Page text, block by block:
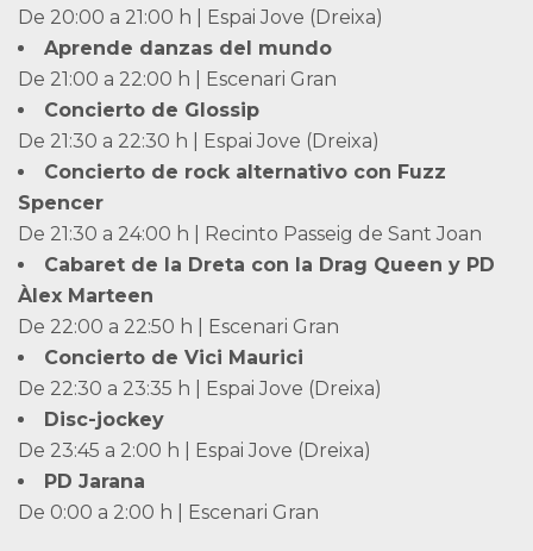
De 20:00 a 21:00 h | Espai Jove (Dreixa)
Aprende danzas del mundo
De 21:00 a 22:00 h | Escenari Gran
Concierto de Glossip
De 21:30 a 22:30 h | Espai Jove (Dreixa)
Concierto de rock alternativo con Fuzz
Spencer
De 21:30 a 24:00 h | Recinto Passeig de Sant Joan
Cabaret de la Dreta con la Drag Queen y PD
Àlex Marteen
De 22:00 a 22:50 h | Escenari Gran
Concierto de Vici Maurici
De 22:30 a 23:35 h | Espai Jove (Dreixa)
Disc-jockey
De 23:45 a 2:00 h | Espai Jove (Dreixa)
PD Jarana
De 0:00 a 2:00 h | Escenari Gran